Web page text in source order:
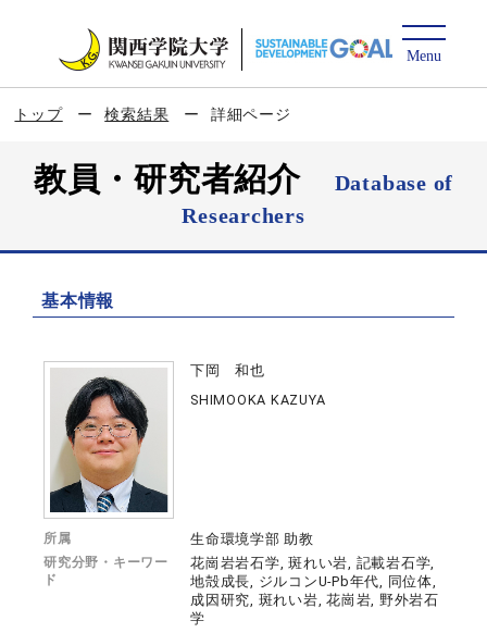
トップ 検索結果 詳細ページ
教員・研究者紹介
Database of
Researchers
基本情報
下岡 和也
SHIMOOKA KAZUYA
所属 生命環境学部 助教
研究分野・キーワー
ド
花崗岩岩石学, 斑れい岩, 記載岩石学,
地殻成長, ジルコンU-Pb年代, 同位体,
成因研究, 斑れい岩, 花崗岩, 野外岩石
学